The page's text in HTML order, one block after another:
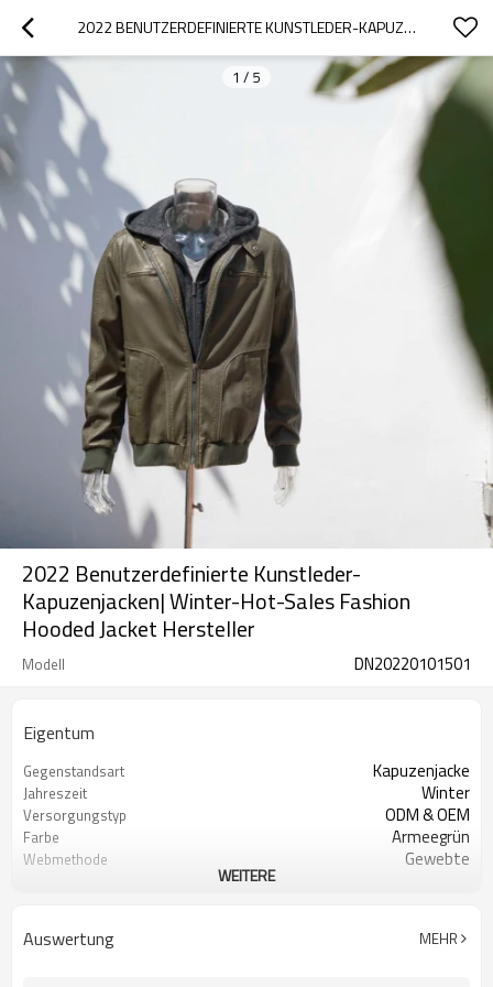
2022 BENUTZERDEFINIERTE KUNSTLEDER-KAPUZENJACKEN| WINTER-HOT-SALES FASHION HOODED JACKET HERSTELLER
1 / 5
2022 Benutzerdefinierte Kunstleder-
Kapuzenjacken| Winter-Hot-Sales Fashion
Hooded Jacket Hersteller
Modell DN20220101501
Eigentum
Gegenstandsart Kapuzenjacke
Jahreszeit Winter
Versorgungstyp ODM & OEM
Farbe Armeegrün
Webmethode Gewebte
Füllung 100% Polyester
WEITERE
Auswertung MEHR